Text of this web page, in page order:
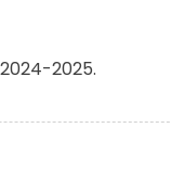
2025.